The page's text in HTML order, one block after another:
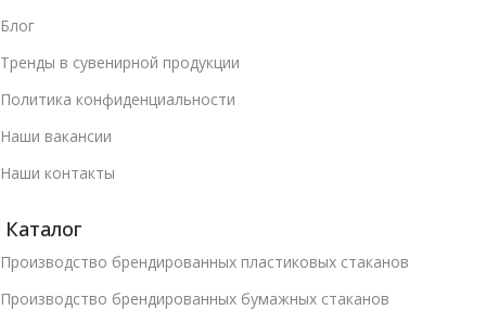
Блог
Тренды в сувенирной продукции
Политика конфиденциальности
Наши вакансии
Наши контакты
Каталог
Производство брендированных пластиковых стаканов
Производство брендированных бумажных стаканов